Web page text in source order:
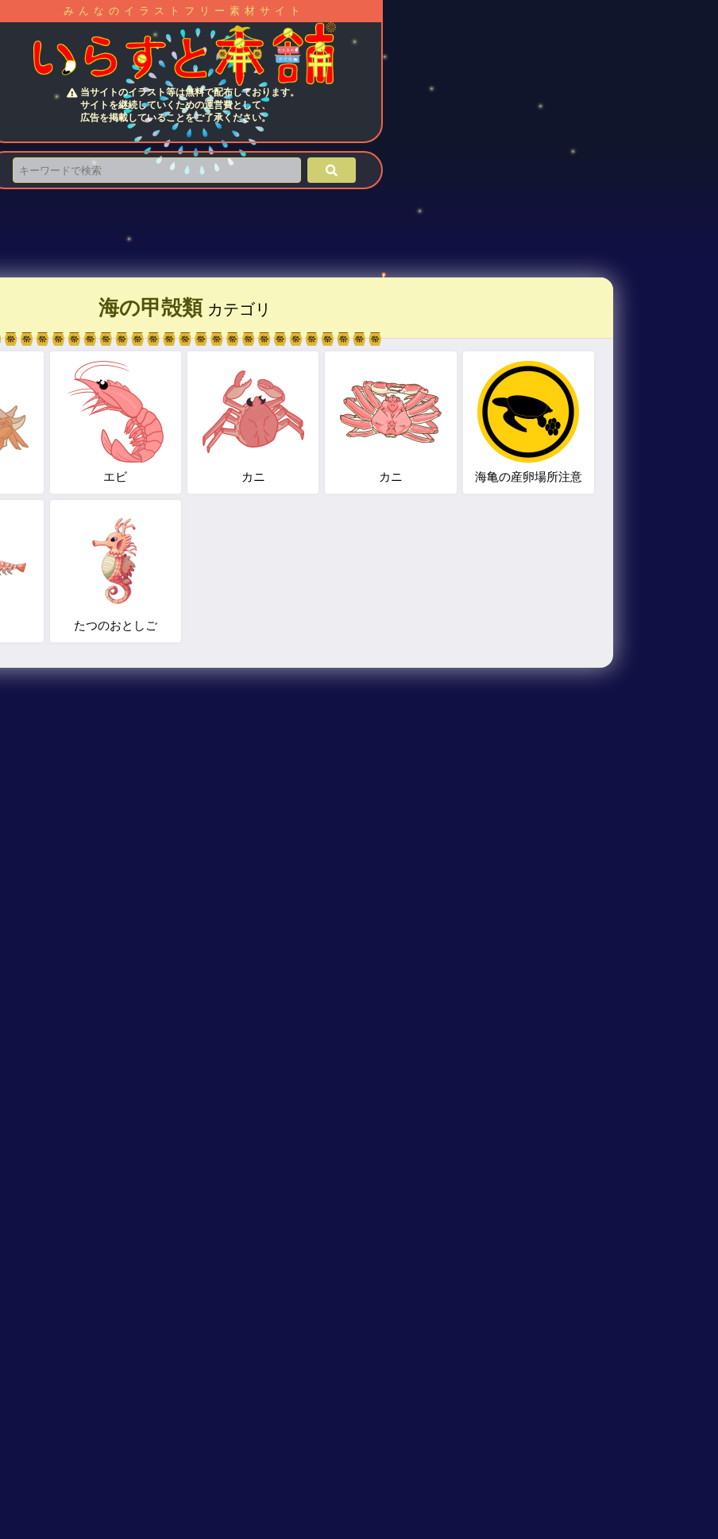
みんなのイラストフリー素材サイト
当サイトのイラスト等は無料で配布しております。
サイトを継続していくための運営費として、
広告を掲載していることをご了承ください。
海の甲殻類 カテゴリ
エビ カニ カニ 海亀の産卵場所注意
たつのおとしご